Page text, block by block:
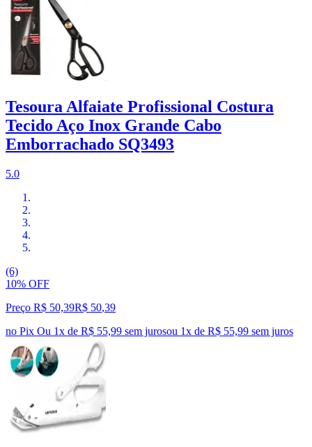
Tesoura Alfaiate Profissional Costura
Tecido Aço Inox Grande Cabo
Emborrachado SQ3493
5.0
(6)
10% OFF
Preço R$ 50,39R$ 50,39
no Pix Ou 1x de R$ 55,99 sem jurosou 1x de R$ 55,99 sem juros